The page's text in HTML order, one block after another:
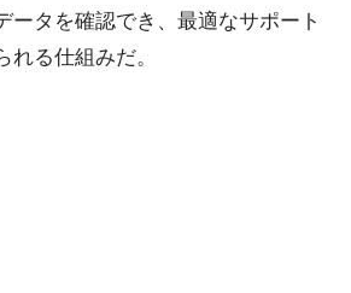
ータを確認でき、最適なサポート
る仕組みだ。